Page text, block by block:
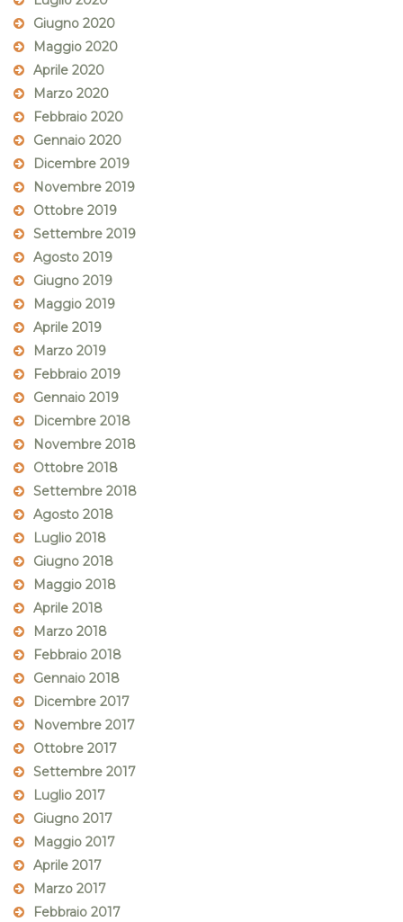
Giugno 2020
Maggio 2020
Aprile 2020
Marzo 2020
Febbraio 2020
Gennaio 2020
Dicembre 2019
Novembre 2019
Ottobre 2019
Settembre 2019
Agosto 2019
Giugno 2019
Maggio 2019
Aprile 2019
Marzo 2019
Febbraio 2019
Gennaio 2019
Dicembre 2018
Novembre 2018
Ottobre 2018
Settembre 2018
Agosto 2018
Luglio 2018
Giugno 2018
Maggio 2018
Aprile 2018
Marzo 2018
Febbraio 2018
Gennaio 2018
Dicembre 2017
Novembre 2017
Ottobre 2017
Settembre 2017
Luglio 2017
Giugno 2017
Maggio 2017
Aprile 2017
Marzo 2017
Febbraio 2017